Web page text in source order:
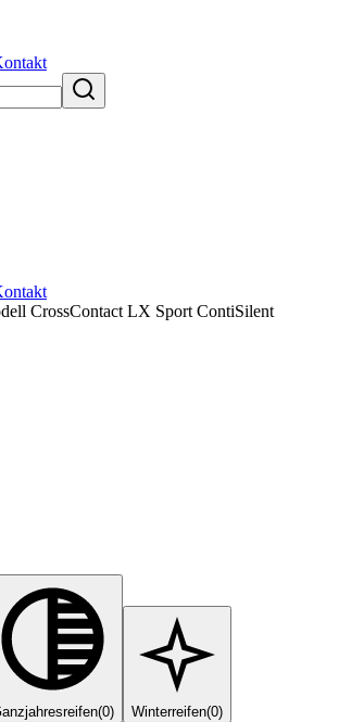
CrossContact LX Sport ContiSilent
(0) Winterreifen(0)